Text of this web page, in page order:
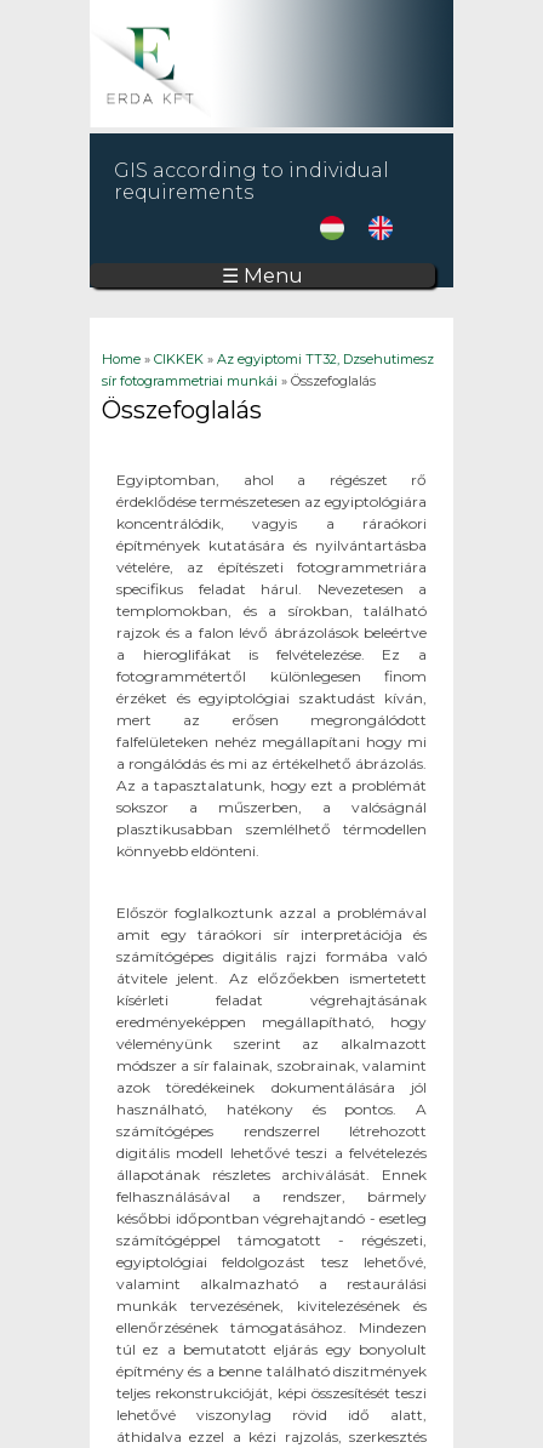
GIS according to individual
requirements
☰ Menu
You are here
Home » CIKKEK » Az egyiptomi TT32, Dzsehutimesz
sír fotogrammetriai munkái » Összefoglalás
Összefoglalás
Egyiptomban, ahol a régészet rő
érdeklődése természetesen az egyiptológiára
koncentrálódik, vagyis a ráraókori
építmények kutatására és nyilvántartásba
vételére, az építészeti fotogrammetriára
specifikus feladat hárul. Nevezetesen a
templomokban, és a sírokban, található
rajzok és a falon lévő ábrázolások beleértve
a hieroglifákat is felvételezése. Ez a
fotogrammétertől különlegesen finom
érzéket és egyiptológiai szaktudást kíván,
mert az erősen megrongálódott
falfelületeken nehéz megállapítani hogy mi
a rongálódás és mi az értékelhető ábrázolás.
Az a tapasztalatunk, hogy ezt a problémát
sokszor a műszerben, a valóságnál
plasztikusabban szemlélhető térmodellen
könnyebb eldönteni.
Először foglalkoztunk azzal a problémával
amit egy táraókori sír interpretációja és
számítógépes digitális rajzi formába való
átvitele jelent. Az előzőekben ismertetett
kísérleti feladat végrehajtásának
eredményeképpen megállapítható, hogy
véleményünk szerint az alkalmazott
módszer a sír falainak, szobrainak, valamint
azok töredékeinek dokumentálására jól
használható, hatékony és pontos. A
számítógépes rendszerrel létrehozott
digitális modell lehetővé teszi a felvételezés
állapotának részletes archiválását. Ennek
felhasználásával a rendszer, bármely
későbbi időpontban végrehajtandó - esetleg
számítógéppel támogatott - régészeti,
egyiptológiai feldolgozást tesz lehetővé,
valamint alkalmazható a restaurálási
munkák tervezésének, kivitelezésének és
ellenőrzésének támogatásához. Mindezen
túl ez a bemutatott eljárás egy bonyolult
építmény és a benne található diszitmények
teljes rekonstrukcióját, képi összesítését teszi
lehetővé viszonylag rövid idő alatt,
áthidalva ezzel a kézi rajzolás, szerkesztés